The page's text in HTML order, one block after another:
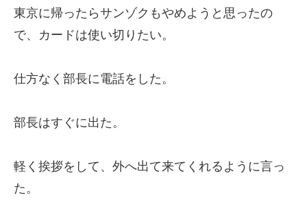
東京に帰ったらサンゾクもやめようと思ったの
で、カードは使い切りたい。
仕方なく部長に電話をした。
部長はすぐに出た。
軽く挨拶をして、外へ出て来てくれるように言っ
た。